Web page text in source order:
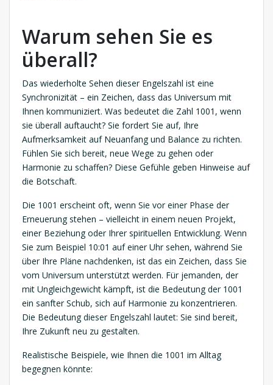
Warum sehen Sie es
überall?
Das wiederholte Sehen dieser Engelszahl ist eine
Synchronizität – ein Zeichen, dass das Universum mit
Ihnen kommuniziert. Was bedeutet die Zahl 1001, wenn
sie überall auftaucht? Sie fordert Sie auf, Ihre
Aufmerksamkeit auf Neuanfang und Balance zu richten.
Fühlen Sie sich bereit, neue Wege zu gehen oder
Harmonie zu schaffen? Diese Gefühle geben Hinweise auf
die Botschaft.
Die 1001 erscheint oft, wenn Sie vor einer Phase der
Erneuerung stehen – vielleicht in einem neuen Projekt,
einer Beziehung oder Ihrer spirituellen Entwicklung. Wenn
Sie zum Beispiel 10:01 auf einer Uhr sehen, während Sie
über Ihre Pläne nachdenken, ist das ein Zeichen, dass Sie
vom Universum unterstützt werden. Für jemanden, der
mit Ungleichgewicht kämpft, ist die Bedeutung der 1001
ein sanfter Schub, sich auf Harmonie zu konzentrieren.
Die Bedeutung dieser Engelszahl lautet: Sie sind bereit,
Ihre Zukunft neu zu gestalten.
Realistische Beispiele, wie Ihnen die 1001 im Alltag
begegnen könnte: